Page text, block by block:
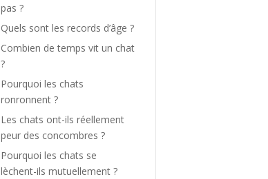
pas ?
Quels sont les records d’âge ?
Combien de temps vit un chat
?
Pourquoi les chats
ronronnent ?
Les chats ont-ils réellement
peur des concombres ?
Pourquoi les chats se
lèchent-ils mutuellement ?